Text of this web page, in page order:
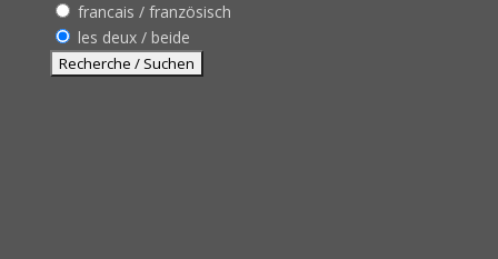
francais / französisch
les deux / beide